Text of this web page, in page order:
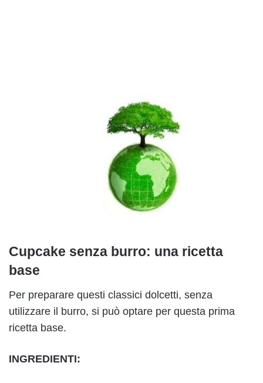
Cupcake senza burro: una ricetta
base
Per preparare questi classici dolcetti, senza
utilizzare il burro, si può optare per questa prima
ricetta base.
INGREDIENTI: